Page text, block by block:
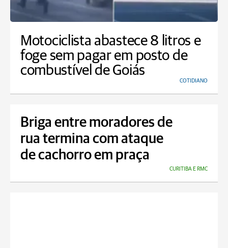
Motociclista abastece 8 litros e
foge sem pagar em posto de
combustível de Goiás
COTIDIANO
Briga entre moradores de
rua termina com ataque
de cachorro em praça
CURITIBA E RMC